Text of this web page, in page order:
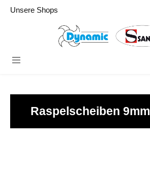
springen
Unsere Shops
Raspelscheiben 9mm